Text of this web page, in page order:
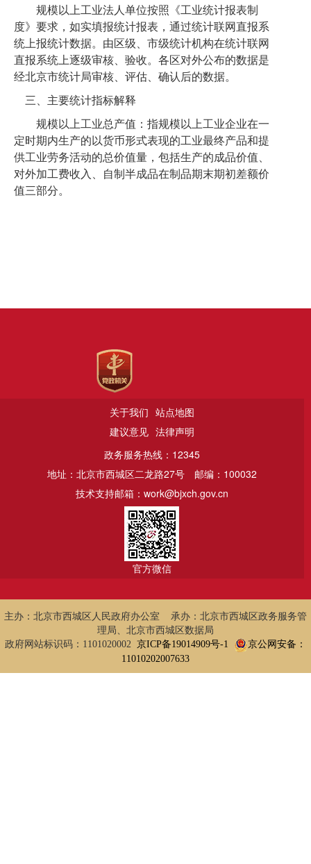
规模以上工业法人单位按照《工业统计报表制
度》要求，如实填报统计报表，通过统计联网直报系
统上报统计数据。由区级 、市级统计机构在统计联网
直报系统 上逐级审核、验收。 各区对外公布的数据是
经北京市统计局审核、评估、确认后的数据。
三、主要统计指标解释
规模以上工业总产值：指规模以上工业企业在一
定时期内生产的以货币形式表现的工业最终产品和提
供工业劳务活动的总价值量，包括生产的成品价值、
对外加工费收入、自制半成品在制品期末期初差额价
值三部分。
关于我们 站点地图
建议意见 法律声明
政务服务热线：12345
地址：北京市西城区二龙路27号
邮编：100032
技术支持邮箱：work@bjxch.gov.cn
官方微信
主办：北京市西城区人民政府办公室 承办：北京市西城区政务服务管
理局、北京市西城区数据局
政府网站标识码：1101020002 京ICP备19014909号-1
京公网安备：
11010202007633